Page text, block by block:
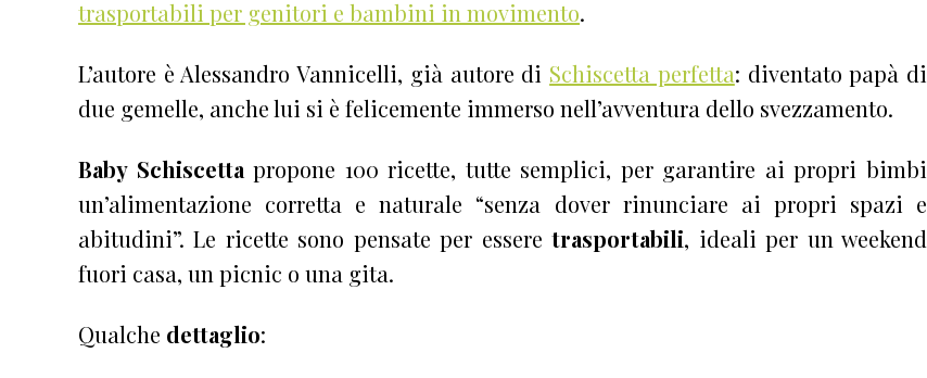
trasportabili per genitori e bambini in movimento.
L’autore è Alessandro Vannicelli, già autore di Schiscetta perfetta: diventato papà di
due gemelle, anche lui si è felicemente immerso nell’avventura dello svezzamento.
Baby Schiscetta propone 100 ricette, tutte semplici, per garantire ai propri bimbi
un’alimentazione corretta e naturale “senza dover rinunciare ai propri spazi e
abitudini”. Le ricette sono pensate per esseretrasportabili, ideali per un weekend
fuori casa, un picnic o una gita.
Qualche dettaglio: